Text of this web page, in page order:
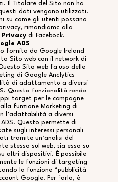
Il Titolare del Sito non ha
dati vengano utilizzati.
su come gli utenti possano
rimandiamo alla
Privacy di Facebook.
ADS
fornito da Google Ireland
Sito web con il network di
Sito web fa uso delle
di Google Analytics
di adattamento a diversi
Questa funzionalità rende
target per le campagne
funzione Marketing di
l’adattabilità a diversi
Questo permette di
sugli interessi personali
tramite un’analisi del
stesso sul web, sia esso su
altri dispositivi. È possibile
le funzioni di targeting
la funzione “pubblicità
Google. Per farlo, è